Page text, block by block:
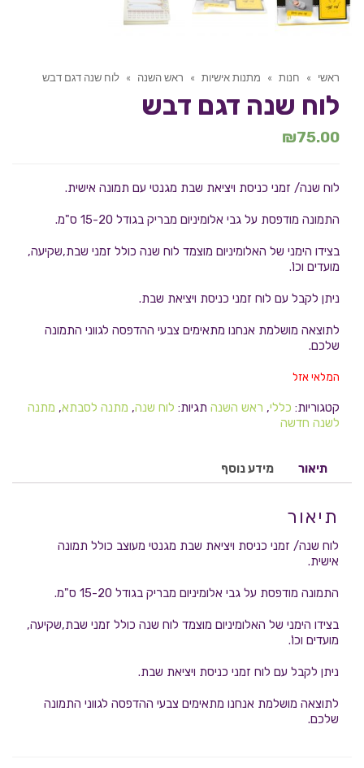
ראשי » חנות » מתנות אישיות » ראש השנה » לוח שנה דגם דבש
לוח שנה דגם דבש
₪75.00
לוח שנה/ זמני כניסת ויציאת שבת מגנטי עם תמונה אישית.
התמונה מודפסת על גבי אלומיניום מבריק בגודל 15-20 ס"מ.
בצידו הימני של האלומיניום מוצמד לוח שנה כולל זמני שבת,שקיעה,
מועדים וכו'.
ניתן לקבל עם לוח זמני כניסת ויציאת שבת.
לתוצאה מושלמת אנחנו מתאימים צבעי ההדפסה לגווני התמונה
שלכם.
המלאי אזל
קטגוריות: כללי, ראש השנה תגיות: לוח שנה, מתנה לסבתא, מתנה
לשנה חדשה
תיאור מידע נוסף
תיאור
לוח שנה/ זמני כניסת ויציאת שבת מגנטי מעוצב כולל תמונה
אישית.
התמונה מודפסת על גבי אלומיניום מבריק בגודל 15-20 ס"מ.
בצידו הימני של האלומיניום מוצמד לוח שנה כולל זמני שבת,שקיעה,
מועדים וכו'.
ניתן לקבל עם לוח זמני כניסת ויציאת שבת.
לתוצאה מושלמת אנחנו מתאימים צבעי ההדפסה לגווני התמונה
שלכם.